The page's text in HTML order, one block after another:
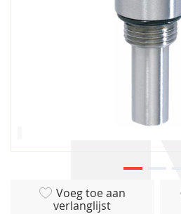
Voeg toe aan
verlanglijst